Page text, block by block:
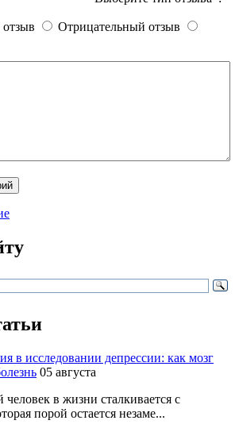
Отрицательный отзыв
в исследовании депрессии: как мозг
05 августа
в жизни сталкивается с
порой остается незаме...